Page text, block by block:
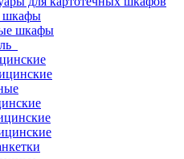
шкафы
шкафы